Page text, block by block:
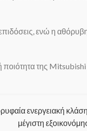
ενώ η
της Mitsubishi
ενεργειακή
μέγιστη